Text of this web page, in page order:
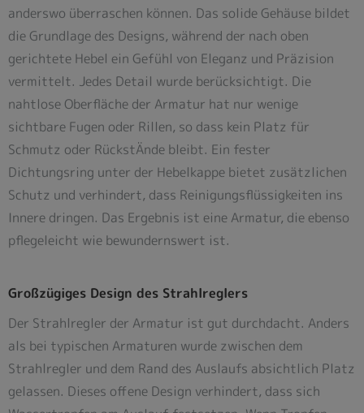
anderswo überraschen können. Das solide Gehäuse bildet
die Grundlage des Designs, während der nach oben
gerichtete Hebel ein Gefühl von Eleganz und Präzision
vermittelt. Jedes Detail wurde berücksichtigt. Die
nahtlose Oberfläche der Armatur hat nur wenige
sichtbare Fugen oder Rillen, so dass kein Platz für
Schmutz oder RückstÄnde bleibt. Ein fester
Dichtungsring unter der Hebelkappe bietet zusätzlichen
Schutz und verhindert, dass Reinigungsflüssigkeiten ins
Innere dringen. Das Ergebnis ist eine Armatur, die ebenso
pflegeleicht wie bewundernswert ist.
Großzügiges Design des Strahlreglers
Der Strahlregler der Armatur ist gut durchdacht. Anders
als bei typischen Armaturen wurde zwischen dem
Strahlregler und dem Rand des Auslaufs absichtlich Platz
gelassen. Dieses offene Design verhindert, dass sich